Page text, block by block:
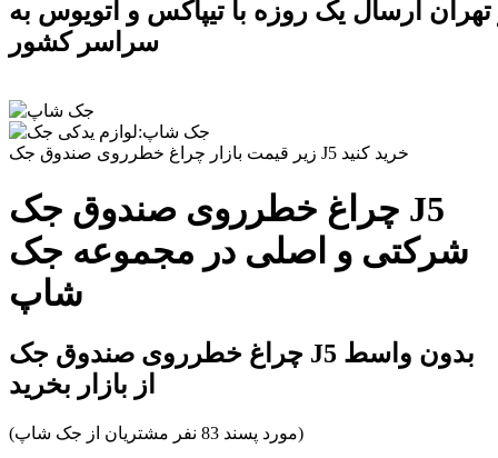
تهران ارسال یک روزه با تیپاکس و اتویوس به
سراسر کشور
زیر قیمت بازار چراغ خطرروی صندوق جک J5 خرید کنید
چراغ خطرروی صندوق جک J5
شرکتی و اصلی در مجموعه جک
شاپ
چراغ خطرروی صندوق جک J5 بدون واسط
از بازار بخرید
(مورد پسند 83 نفر مشتریان از جک شاپ)